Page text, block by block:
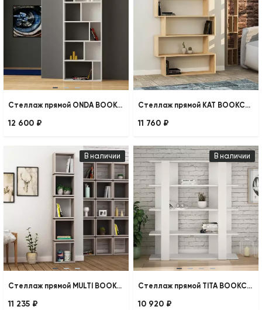
Стеллаж прямой ONDA BOOKCASE
12 600 ₽
Стеллаж прямой KAT BOOKCASE
11 760 ₽
В наличии
Стеллаж прямой MULTI BOOKCASE
11 235 ₽
В наличии
Стеллаж прямой TITA BOOKCASE
10 920 ₽